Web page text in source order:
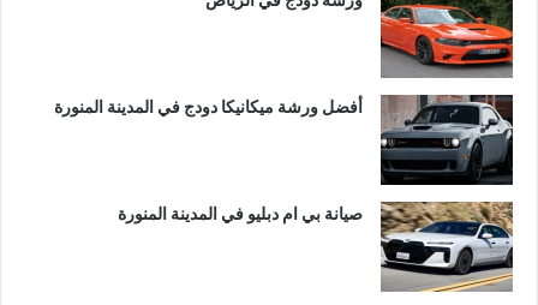
أفضل ورشة ميكانيكا دودج في المدينة المنورة
صيانة بي ام دبليو في المدينة المنورة